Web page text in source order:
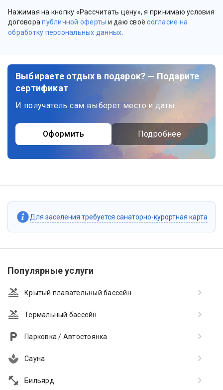
Нажимая на кнопку «Рассчитать цену», я принимаю условия
договорапубличной оферты и даю своёсогласие на
обработку персональных данных
Выбираете отдых в подарок? — Подарите
сертификат
И получатель сам выберет место и даты
Оформить Подробнее
Для заселения требуется санаторно-курортная карта
Популярные услуги
Крытый плавательный бассейн
Термальный бассейн
Парковка / Автостоянка
Сауна
Бильярд